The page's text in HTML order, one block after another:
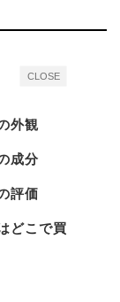
CLOSE
外観
成分
評価
どこで買